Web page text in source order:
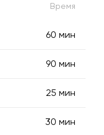
Время
60 мин
90 мин
25 мин
30 мин